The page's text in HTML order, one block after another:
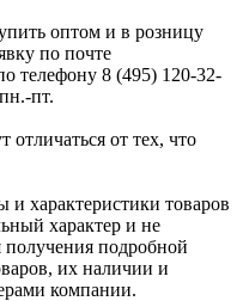
оптом и в розницу
по почте
телефону 8 (495) 120-32-
пт.
от тех, что
характеристики товаров
характер и не
подробной
их наличии и
компании.